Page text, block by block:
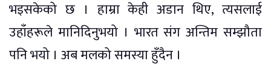
भइसकेको छ । हाम्रा केही अडान थिए, त्यसलाई
उहाँहरूले मानिदिनुभयो । भारत संग अन्तिम सम्झौता
पनि भयो । अब मलको समस्या हुँदैन ।